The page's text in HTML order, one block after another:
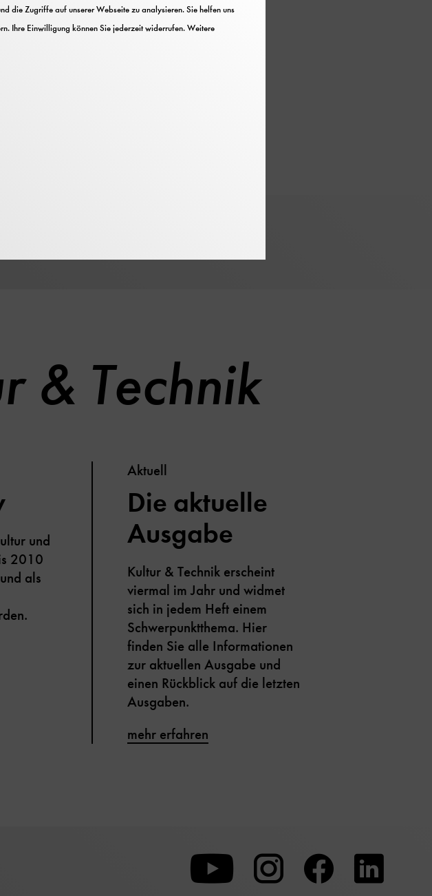
& Technik
und
2010
als
Aktuell
Die aktuelle
Ausgabe
Kultur & Technik erscheint
viermal im Jahr und widmet
sich in jedem Heft einem
Schwerpunktthema. Hier
finden Sie alle Informationen
zur aktuellen Ausgabe und
einen Rückblick auf die letzten
Ausgaben.
mehr erfahren
Zu
unserer
Zu
unserer
Zu
unserer
die Zugriffe auf unserer Webseite zu analysieren. Sie helfen uns
Ihre Einwilligung können Sie jederzeit widerrufen. Weitere